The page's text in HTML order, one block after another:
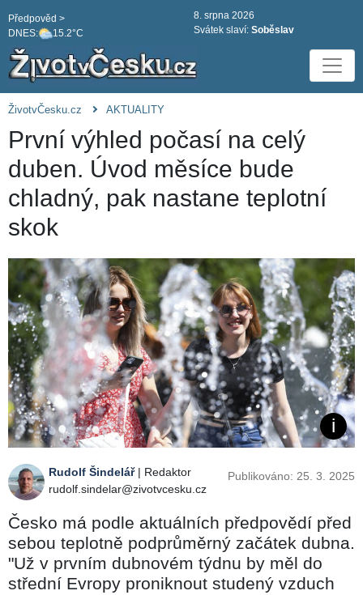
DNES: 15.2°C
Předpověd >
8. srpna 2026
Svátek slaví: Soběslav
ŽivotvČesku.cz AKTUALITY
První výhled počasí na celý
duben. Úvod měsíce bude
chladný, pak nastane teplotní
skok
Rudolf Šindelář| Redaktor
rudolf.sindelar@zivotvcesku.cz
Publikováno: 25. 3. 2025
Česko má podle aktuálních předpovědí před
sebou teplotně podprůměrný začátek dubna.
"Už v prvním dubnovém týdnu by měl do
střední Evropy proniknout studený vzduch